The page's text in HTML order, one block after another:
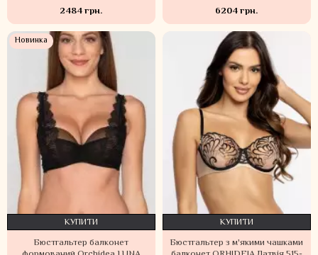
2484 грн.
6204 грн.
Новинка
Бюстгальтер балконет
КУПИТИ
Бюстгальтер з м'якими чашками
КУПИТИ